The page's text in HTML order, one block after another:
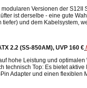
Versionen der
ist derselbe - eine gute
und dem Kabelsystem,
2.2 (SS-850AM), UVP 160 €
hohe Leistung und
technisch Top: Es bietet
Adapter und einen